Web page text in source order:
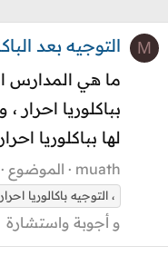
M التوجيه بعد
ما هي المدارس
بباكلوريا احرار
لها بباكلوريا
muath الموضوع
، التوجيه باكالوريا احرار
و أجوبة واستشارة